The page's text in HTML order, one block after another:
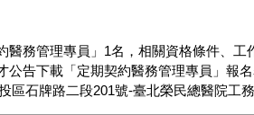
醫務管理專員」1名，相關資格條件、工
公告下載「定期契約醫務管理專員」報
區石牌路二段201號-臺北榮民總醫院工